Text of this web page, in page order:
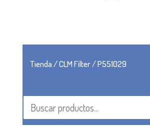
Tienda/CLM Filter/ P551029